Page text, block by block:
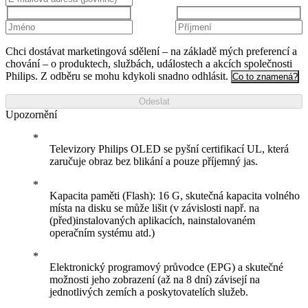
Chci dostávat marketingová sdělení – na základě mých preferencí a
chování – o produktech, službách, událostech a akcích společnosti
Philips. Z odběru se mohu kdykoli snadno odhlásit. Co to znamená?
Odeslat
Upozornění
Televizory Philips OLED se pyšní certifikací UL, která
zaručuje obraz bez blikání a pouze příjemný jas.
Kapacita paměti (Flash): 16 G, skutečná kapacita volného
místa na disku se může lišit (v závislosti např. na
(před)instalovaných aplikacích, nainstalovaném
operačním systému atd.)
Elektronický programový průvodce (EPG) a skutečné
možnosti jeho zobrazení (až na 8 dní) závisejí na
jednotlivých zemích a poskytovatelích služeb.